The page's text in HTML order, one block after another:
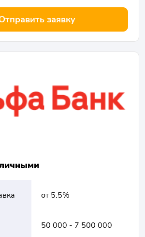
заявку
от 5.5%
50 000 - 7 500 000